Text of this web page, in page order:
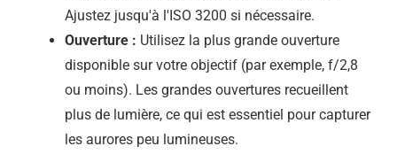
Ajustez jusqu'à l'ISO 3200 si nécessaire.
Ouverture : Utilisez la plus grande ouverture
disponible sur votre objectif (par exemple, f/2,8
ou moins). Les grandes ouvertures recueillent
plus de lumière, ce qui est essentiel pour capturer
les aurores peu lumineuses.